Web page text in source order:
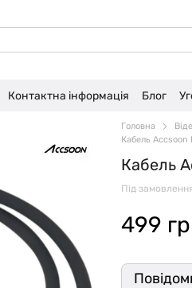
Контактна інформація Блог
Головна
Кабель Accsoon
Кабель
Під
499